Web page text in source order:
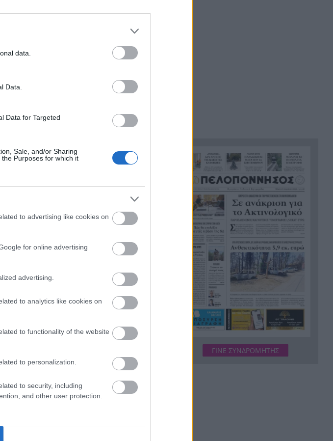
data.
Data.
Data for Targeted
Sale, and/or Sharing
Purposes for which it
to advertising like cookies on
for online advertising
advertising.
to analytics like cookies on
to functionality of the website
to personalization.
to security, including
and other user protection.
παρουσιάσουν προφορικά τις
εργασίες τους
20:36 Το τελευταίο «αντίο» στην
τελετή αποτέφρωσης του
συντονιστή που σκοτώθηκε
μετά τη σύγκρουση
ελικοπτέρων στην Ψάθα,
ΦΩΤΟ
Στιγμές αγωνίας και θρίλερ
στο Αίγιο: Οδηγός λεωφορείου
έχασε τις αισθήσεις του και τη
ζωή του! ΦΩΤΟ
20:12 Κόκκινα τα 118 κτίρια στις 325
αυτοψίες των πληγεισών
καταστροφικές πυρκαγιές
ΓΙΝΕ ΣΥΝΔΡΟΜΗΤΗΣ